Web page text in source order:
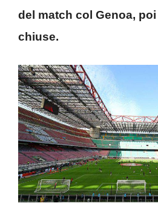
del match col Genoa,
chiuse.